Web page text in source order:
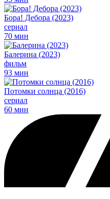
Бора! Дебора (2023)
сериал
70 мин
Балерина (2023)
фильм
93 мин
Потомки солнца (2016)
сериал
60 мин